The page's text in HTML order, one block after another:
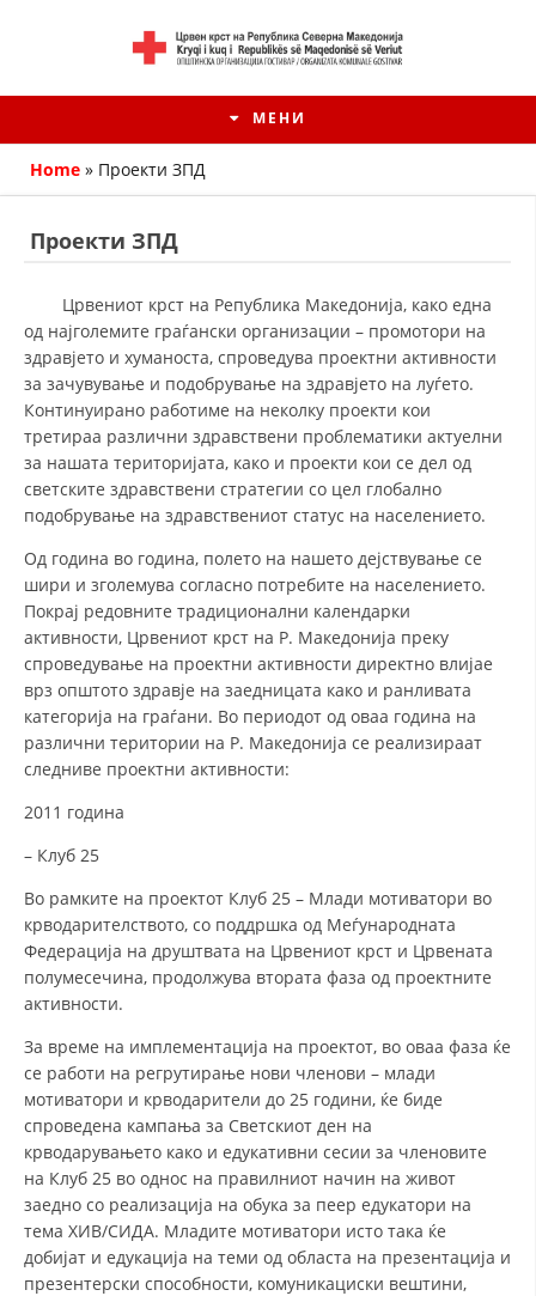
МЕНИ
HISTORIA E KRYQIT TË KUQ
ИСТОРИЈАТ НА ДВИЖЕЊЕТО
КОНТАКТ ИНФОРМАЦИИ
ЧЛЕНСТВО ВО ПРОФЕСИОНАЛНИ ТЕЛА
СТАТУТ НА ЦКРМ
ОРГАНИЗАЦИЈА И РАЗВОЈ
СТРУКТУРА И ОРГАНИЗАЦИОНА ПОСТАВЕНОСТ
ДИСЕМИНАЦИЈА
MЕЃУНАРОДНО ХУМАНИТАРНО ПРАВО
ПРОМОЦИЈА НА ХУМАНИ ВРЕДНОСТИ
УПОТРЕБА И ЗАШТИТА НА АМБЛЕМОТ
СОЦИЈАЛНО ХУМАНИТАРНА ДЕЈНОСТ
Home » Проекти ЗПД
Проекти ЗПД
Црвениот крст на Република Македонија, како една
од најголемите граѓански организации – промотори на
здравјето и хуманоста, спроведува проектни активности
за зачувување и подобрување на здравјето на луѓето.
Континуирано работиме на неколку проекти кои
третираа различни здравствени проблематики актуелни
за нашата територијата, како и проекти кои се дел од
светските здравствени стратегии со цел глобално
подобрување на здравствениот статус на населението.
Од година во година, полето на нашето дејствување се
шири и зголемува согласно потребите на населението.
Покрај редовните традиционални календарки
активности, Црвениот крст на Р. Македонија преку
спроведување на проектни активности директно влијае
врз општото здравје на заедницата како и ранливата
категорија на граѓани. Во периодот од оваа година на
различни територии на Р. Македонија се реализираат
следниве проектни активности:
2011 година
– Клуб 25
Во рамките на проектот Клуб 25 – Млади мотиватори во
крводарителството, со поддршка од Меѓународната
Федерација на друштвата на Црвениот крст и Црвената
полумесечина, продолжува втората фаза од проектните
активности.
За време на имплементација на проектот, во оваа фаза ќе
се работи на регрутирање нови членови – млади
мотиватори и крводарители до 25 години, ќе биде
спроведена кампања за Светскиот ден на
крводарувањето како и едукативни сесии за членовите
на Клуб 25 во однос на правилниот начин на живот
заедно со реализација на обука за пеер едукатори на
тема ХИВ/СИДА. Младите мотиватори исто така ќе
добијат и едукација на теми од областа на презентација и
презентерски способности, комуникациски вештини,